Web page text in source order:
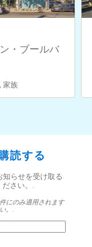
・ブールバ
,家族
読する
らせを受け取る
さい。.
にのみ適用されます
。.